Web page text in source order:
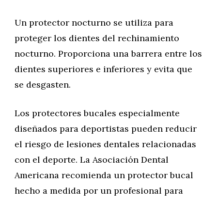
Un protector nocturno se utiliza para
proteger los dientes del rechinamiento
nocturno. Proporciona una barrera entre los
dientes superiores e inferiores y evita que
se desgasten.
Los protectores bucales especialmente
diseñados para deportistas pueden reducir
el riesgo de lesiones dentales relacionadas
con el deporte. La Asociación Dental
Americana recomienda un protector bucal
hecho a medida por un profesional para